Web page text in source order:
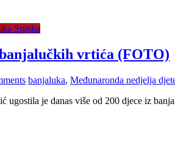
Srpska
vrtića (FOTO)
banjaluka, Međunaronda nedjelja
ugostila je danas više od 200 djece iz